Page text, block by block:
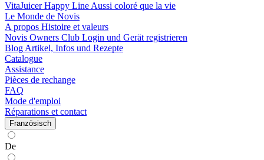
VitaJuicer Happy Line Aussi coloré que la vie
Le Monde de Novis
A propos Histoire et valeurs
Novis Owners Club Login und Gerät registrieren
Blog Artikel, Infos und Rezepte
Catalogue
Assistance
Pièces de rechange
FAQ
Mode d'emploi
Réparations et contact
Französisch
De